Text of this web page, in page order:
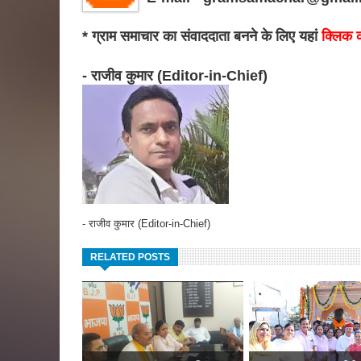
* ग्राम समाचार का संवाददाता बनने के लिए यहांक्लिक
- राजीव कुमार (Editor-in-Chief)
- राजीव कुमार (Editor-in-Chief)
RELATED POSTS